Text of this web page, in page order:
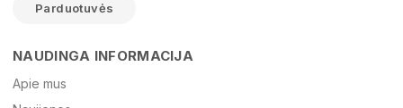
Parduotuvės
NAUDINGA INFORMACIJA
Apie mus